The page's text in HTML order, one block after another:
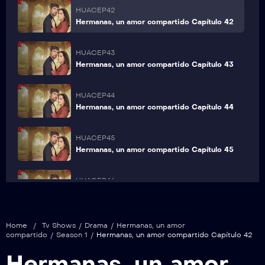
HUACEP42
Hermanas, un amor compartido Capítulo 42
HUACEP43
Hermanas, un amor compartido Capítulo 43
HUACEP44
Hermanas, un amor compartido Capítulo 44
HUACEP45
Hermanas, un amor compartido Capítulo 45
HUACEP46
HUACEP47
Hermanas, un amor compartido Capítulo 47
Home / Tv Shows / Drama / Hermanas, un amor
compartido / Season 1 / Hermanas, un amor compartido Capítulo 42